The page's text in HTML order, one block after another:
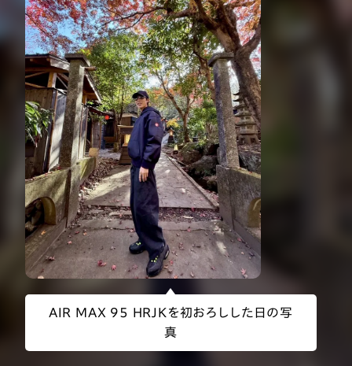
AIR MAX 95 HRJKを初おろしした日の写
真